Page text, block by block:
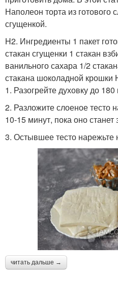
Наполеон торта из готового
сгущенкой.
H2. Ингредиенты 1 пакет
стакан сгущенки 1 стакан
ванильного сахара 1/2
стакана шоколадной крошки
1. Разогрейте духовку до 180
2. Разложите слоеное тесто
10-15 минут, пока оно
3. Остывшее тесто нарежьте
читать дальше →